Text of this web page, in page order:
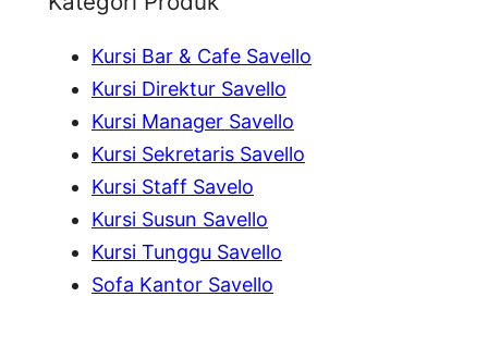
Kursi Bar & Cafe Savello
Kursi Direktur Savello
Kursi Manager Savello
Kursi Sekretaris Savello
Kursi Staff Savelo
Kursi Susun Savello
Kursi Tunggu Savello
Sofa Kantor Savello